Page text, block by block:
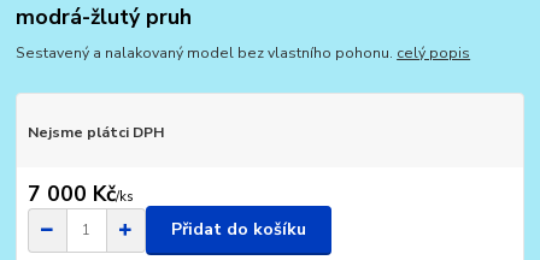
modrá-žlutý pruh
Sestavený a nalakovaný model bez vlastního pohonu. celý popis
Nejsme plátci DPH
7 000 Kč/ks
Přidat do košíku